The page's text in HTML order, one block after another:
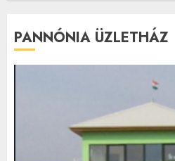
PANNÓNIA ÜZLETHÁZ